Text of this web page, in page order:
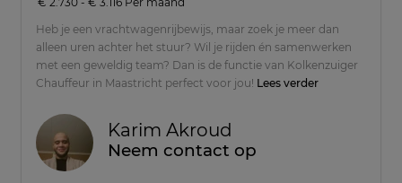
Heb je een vrachtwagenrijbewijs, maar zoek je meer dan
alleen uren achter het stuur? Wil je rijden én samenwerken
met een geweldig team? Dan is de functie van Kolkenzuiger
Chauffeur in Maastricht perfect voor jou! Lees verder
Karim Akroud
Neem contact op